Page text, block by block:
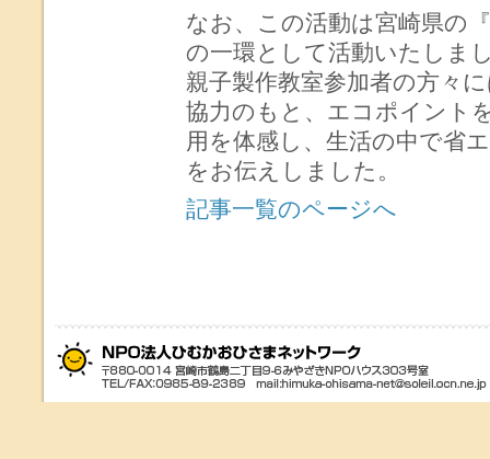
なお、この活動は宮崎県の
の一環として活動いたしま
親子製作教室参加者の方々
協力のもと、エコポイント
用を体感し、生活の中で省
をお伝えしました。
記事一覧のページへ